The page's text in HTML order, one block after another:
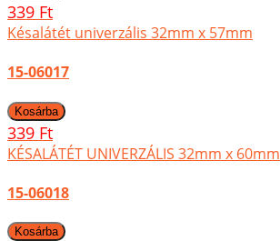
339 Ft
Késalátét univerzális 32mm x 57mm
15-06017
339 Ft
KÉSALÁTÉT UNIVERZÁLIS 32mm x 60mm
15-06018